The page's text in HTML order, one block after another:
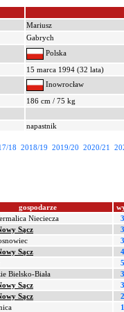
Mariusz
Gabrych
Polska
15 marca 1994 (32 lata)
Inowrocław
186 cm / 75 kg
napastnik
18 2018/19 2019/20 2020/21
gospodarze
Nieciecza
Sącz
Sącz
Bielsko-Biała
Sącz
Sącz